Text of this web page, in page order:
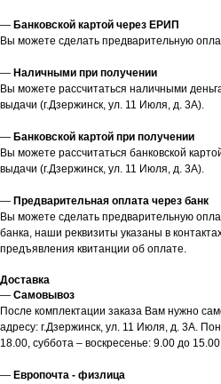
— Банковской картой через ЕРИП
Вы можете сделать предварительную
— Наличными при получении
Вы можете рассчитаться наличными
выдачи (г.Дзержинск, ул. 11 Июля, д. 3А).
— Банковской картой при получении
Вы можете рассчитаться банковской
выдачи (г.Дзержинск, ул. 11 Июля, д. 3А).
— Предварительная оплата через банк
Вы можете сделать предварительную
банка, наши реквизиты указаны в
предъявления квитанции об оплате.
Доставка
— Самовывоз
После комплектации заказа Вам нужно
адресу: г.Дзержинск, ул. 11 Июля, д. 3А.
18.00, суббота – воскресенье: 9.00 до
— Европочта - физлица